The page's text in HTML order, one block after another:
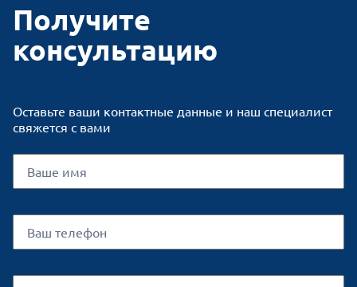
Получите
консультацию
Оставьте ваши контактные данные и наш специалист
свяжется с вами